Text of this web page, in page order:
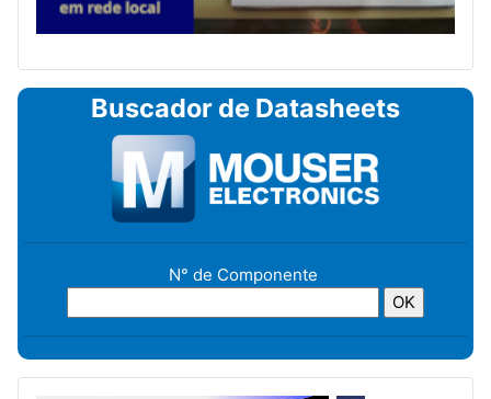
Buscador de Datasheets
N° de Componente